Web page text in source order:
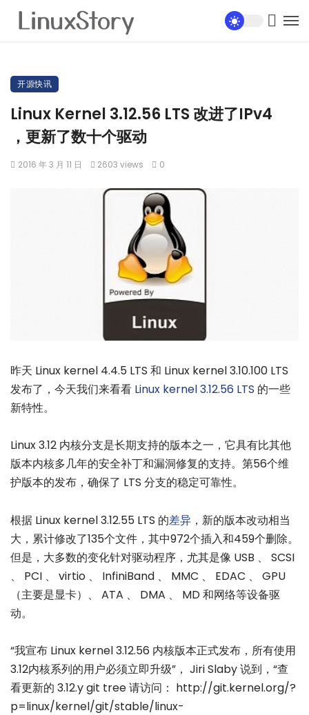
开源快讯
Linux Kernel 3.12.56 LTS 改进了IPv4
，更新了数十个驱动
2016 年 3 月 11 日 2603 views 0
昨天 Linux kernel 4.4.5 LTS 和 Linux kernel 3.10.100 LTS
发布了，今天我们来看看 Linux kernel 3.12.56 LTS 的一些
新特性。
Linux 3.12 内核分支是长期支持的版本之一，它具有比其他
版本内核多几年的安全补丁和漏洞修复的支持。第56个维
护版本的发布，确保了 LTS 分支的稳定可靠性。
根据 Linux kernel 3.12.55 LTS 的差异 ，新的版本改动相当
大，累计修改了135个文件，其中972个插入和459个删除。
但是，大多数的变化针对驱动程序，尤其是像 USB 、 SCSI
、 PCI 、 virtio 、 InfiniBand 、 MMC 、 EDAC 、 GPU
（主要是显卡）、 ATA 、 DMA 、 MD 和网络等设备驱
动。
“我宣布 Linux kernel 3.12.56 内核版本正式发布，所有使用
3.12内核系列的用户必须立即升级”， Jiri Slaby 说到，“查
看更新的 3.12.y git tree 请访问： http://git.kernel.org/?
p=linux/kernel/git/stable/linux-